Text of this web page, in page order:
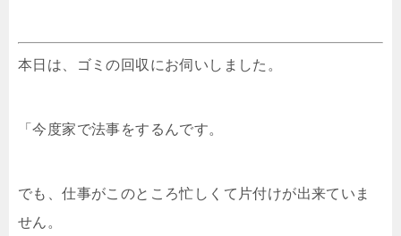
本日は、ゴミの回収にお伺いしました。
「今度家で法事をするんです。
でも、仕事がこのところ忙しくて片付けが出来ていま
せん。